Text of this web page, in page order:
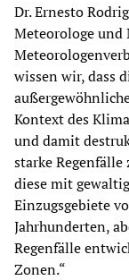
Dr. Ernesto
Meteorologe und
wissen wir, dass
Kontext des
und damit
starke
diese mit
Einzugsgebiete
Jahrhunderten,
Regenfälle
Zonen.“